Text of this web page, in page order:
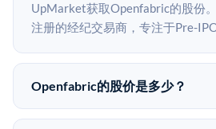
UpMarket获取Openfabric的股份
注册的经纪交易商，专注于Pre-IPO
Openfabric的股价是多少？
Openfabric没有公开股价，因为它